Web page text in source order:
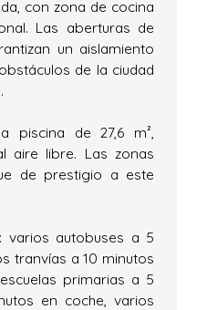
con zona de cocina
Las aberturas de
un aislamiento
de la ciudad
piscina de 27,6 m²,
aire libre. Las zonas
de prestigio a este
varios autobuses a 5
tranvías a 10 minutos
primarias a 5
en coche, varios